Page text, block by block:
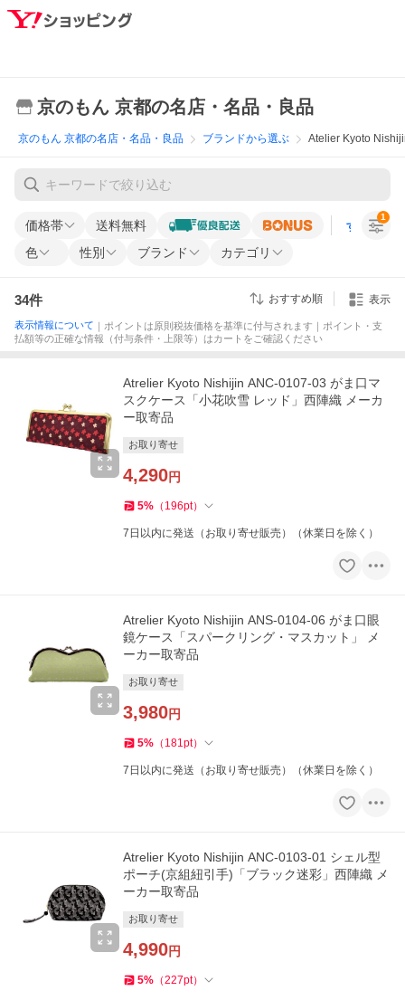
京のもん 京都の名店・名品・良品
京のもん 京都の名店・名品・良品 ブランドから選ぶ Atelier Kyoto
価格帯 送料無料 すべての条
色 性別 ブランド カテゴリ
1
34件 おすすめ順 表示
表示情報について ｜ポイントは原則税抜価格を基準に付与されます｜ポイント・支
払額等の正確な情報（付与条件・上限等）はカートをご確認ください
Atrelier Kyoto Nishijin ANC-0107-03 がま口マ
スクケース「小花吹雪 レッド」西陣織 メーカ
ー取寄品
お取り寄せ
4,290円
5% （ 196pt）
7日以内に発送（お取り寄せ販売）（休業日を除く）
Atrelier Kyoto Nishijin ANS-0104-06 がま口眼
鏡ケース「スパークリング・マスカット」 メ
ーカー取寄品
お取り寄せ
3,980円
5% （ 181pt）
7日以内に発送（お取り寄せ販売）（休業日を除く）
Atrelier Kyoto Nishijin ANC-0103-01 シェル型
ポーチ(京組紐引手)「ブラック迷彩」西陣織 メ
ーカー取寄品
お取り寄せ
4,990円
5% （227pt）